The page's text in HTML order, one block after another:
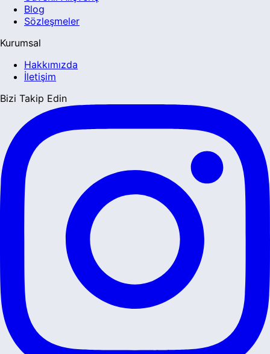
Blog
Sözleşmeler
Kurumsal
Hakkımızda
İletişim
Bizi Takip Edin